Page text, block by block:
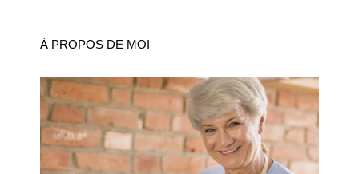
À PROPOS DE MOI